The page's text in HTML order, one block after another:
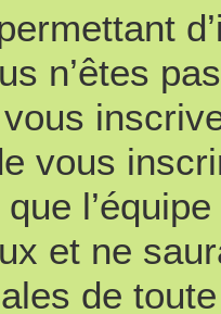
n’êtes
vous
et ne
de